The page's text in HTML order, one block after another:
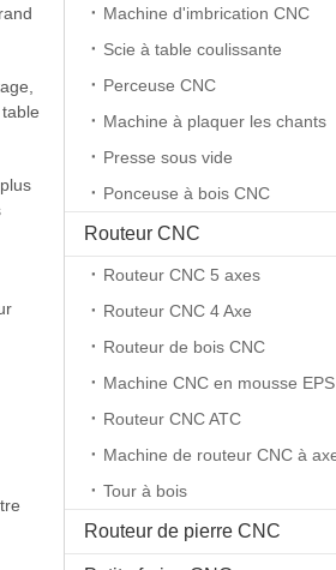
Machine d'imbrication CNC
Scie à table coulissante
Perceuse CNC
Machine à plaquer les chants
Presse sous vide
Ponceuse à bois CNC
Routeur CNC
Routeur CNC 5 axes
Routeur CNC 4 Axe
Routeur de bois CNC
Machine CNC en mousse EPS
Routeur CNC ATC
Tour à bois
Routeur de pierre CNC